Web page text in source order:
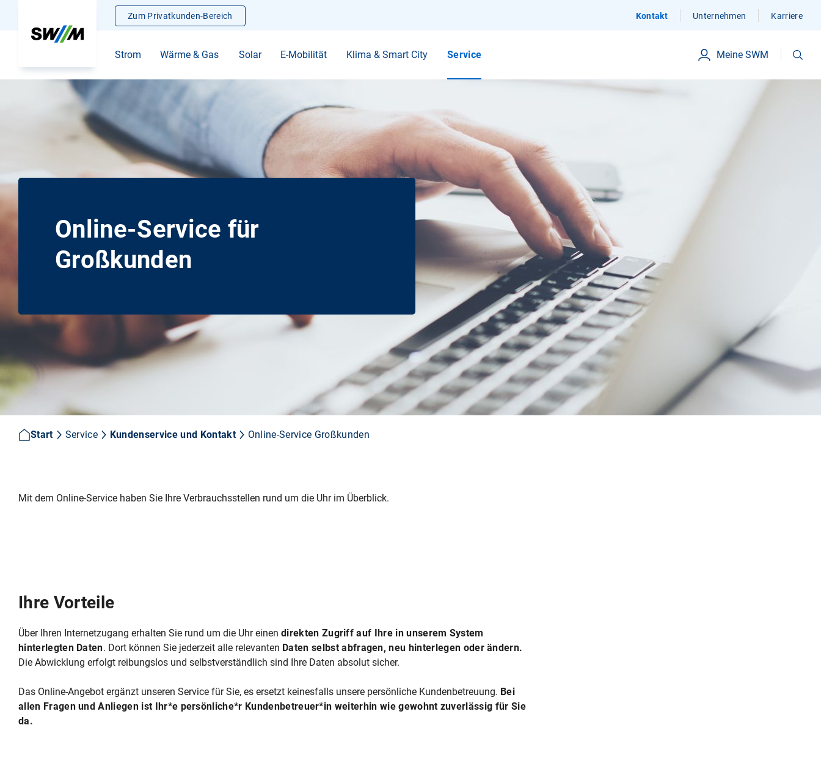
Zum Privatkunden-Bereich Kontakt Unternehmen Karriere
Strom Wärme & Gas Solar E-Mobilität Klima & Smart City Service Meine SWM
Online-Service für
Großkunden
Start Service Kundenservice und Kontakt Online-Service Großkunden
Mit dem Online-Service haben Sie Ihre Verbrauchsstellen rund um die Uhr im Überblick.
Ihre Vorteile
Über Ihren Internetzugang erhalten Sie rund um die Uhr einen direkten Zugriff auf Ihre in unserem System
hinterlegten Daten. Dort können Sie jederzeit alle relevanten Daten selbst abfragen, neu hinterlegen oder ändern.
Die Abwicklung erfolgt reibungslos und selbstverständlich sind Ihre Daten absolut sicher.
Das Online-Angebot ergänzt unseren Service für Sie, es ersetzt keinesfalls unsere persönliche Kundenbetreuung. Bei
allen Fragen und Anliegen ist Ihr*e persönliche*r Kundenbetreuer*in weiterhin wie gewohnt zuverlässig für Sie
da.